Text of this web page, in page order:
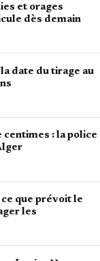
et orages
dès demain
date du tirage au
centimes : la police
que prévoit le
les